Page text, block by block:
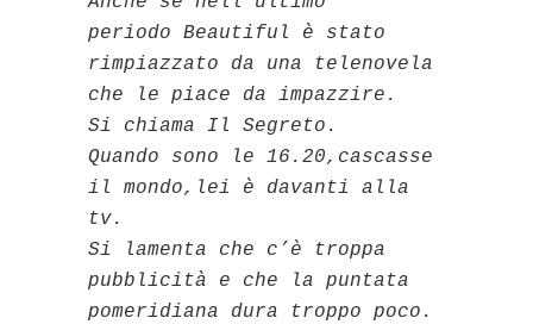
periodo Beautiful è stato
rimpiazzato da una telenovela
che le piace da impazzire.
Si chiama Il Segreto.
Quando sono le 16.20,cascasse
il mondo,lei è davanti alla
tv.
Si lamenta che c’è troppa
pubblicità e che la puntata
pomeridiana dura troppo poco.